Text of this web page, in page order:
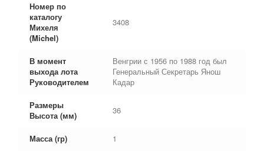
Номер по
каталогу
Михеля
(Michel)
3408
В момент
выхода лота
Руководителем
Венгрии с 1956 по 1988 год был
Генеральный Секретарь Янош
Кадар
Размеры
Высота (мм)
36
Масса (гр) 1